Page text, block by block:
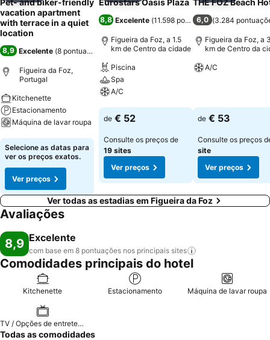
Pet- and biker-friendly
vacation apartment
with terrace in a quiet
location
8,9 Excelente (8 pontuações
Figueira da Foz,
Portugal
Kitchenette
Estacionamento
Máquina de lavar roupa
Ver preços
Selecione as datas para
ver os preços exatos.
Ver preços
Eurostars Oasis Plaza
8,8 Excelente (11.598 pontuações)
Figueira da Foz, a 1.5
km de Centro da cidade
Piscina
Spa
A/C
Ver preços
de € 52
Consulte os preços de
19 sites
Ver preços
THE FOZ Beach
6,0 (3.284
Figueira da Foz, a
km de Centro da
A/C
de € 53
Consulte os preços
site
Ver preços
Ver todas as estadias em Figueira da Foz
Avaliações
8,9 Excelente
com base em 8 pontuações nos principais sites
Comodidades principais do hotel
Kitchenette Estacionamento Máquina de lavar roupa
TV / Opções de entretenimento
Todas as comodidades